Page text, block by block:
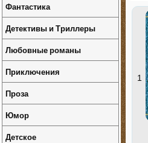
1
Фантастика
Детективы и Триллеры
Любовные романы
Приключения
Проза
Юмор
Детское